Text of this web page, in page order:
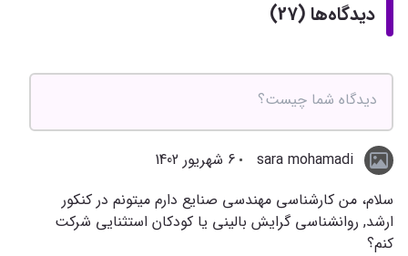
دیدگاه‌ها (27)
sara mohamadi
6 شهریور 1402
سلام، من کارشناسی مهندسی صنایع دارم میتونم در کنکور
ارشد, روانشناسی گرایش بالینی یا کودکان استثنایی شرکت
کنم؟